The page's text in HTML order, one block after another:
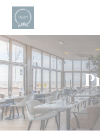
Personnalisation de vos